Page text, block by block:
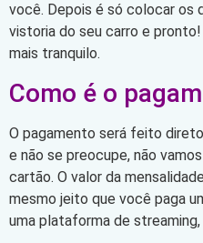
você. Depois é só colocar os
vistoria do seu carro e
mais tranquilo.
Como é o
O pagamento será feito
e não se preocupe, não
cartão. O valor da
mesmo jeito que você paga
uma plataforma de streaming,